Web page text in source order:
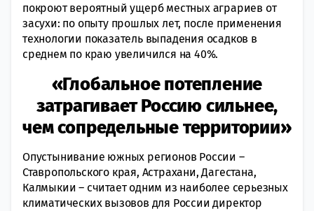
покроют вероятный ущерб местных аграриев от
засухи: по опыту прошлых лет, после применения
технологии показатель выпадения осадков в
среднем по краю увеличился на 40%.
«Глобальное потепление
затрагивает Россию сильнее,
чем сопредельные территории»
Опустынивание южных регионов России –
Ставропольского края, Астрахани, Дагестана,
Калмыкии – считает одним из наиболее серьезных
климатических вызовов для России директор